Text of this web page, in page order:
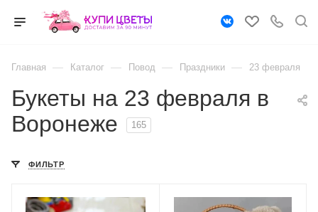
Главная — Каталог — Повод — Праздники — 23 февраля
Букеты на 23 февраля в
Воронеже
165
ФИЛЬТР